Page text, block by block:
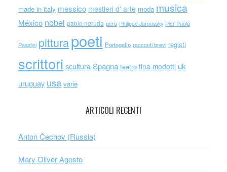
made in italy messico mestieri d' arte moda musica
México nobel pablo neruda perù Philippe Jaroussky Pier Paolo
Pasolini pitturapoeti Portogallo racconti brevi registi
scrittori scultura Spagna teatro tina modotti uk
uruguay usa varie
ARTICOLI RECENTI
Anton Čechov (Russia)
Mary Oliver Agosto